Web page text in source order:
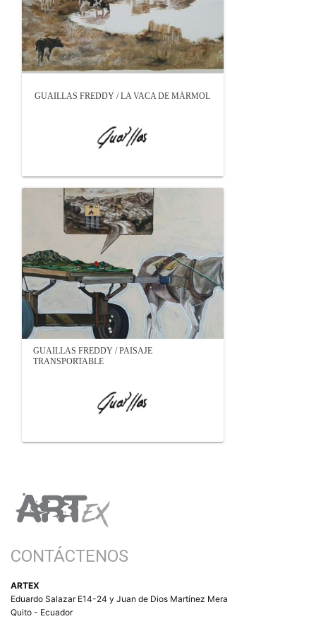
GUAILLAS FREDDY / LA VACA DE MÁRMOL
GUAILLAS FREDDY / PAISAJE
TRANSPORTABLE
CONTÁCTENOS
ARTEX
Eduardo Salazar E14-24 y Juan de Dios Martínez Mera
Quito - Ecuador